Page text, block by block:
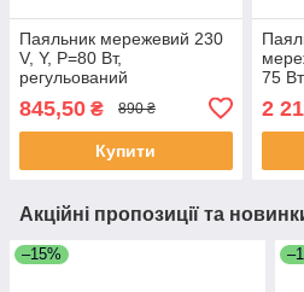
Паяльник мережевий 230
V, Y, P=80 Вт,
регульований
t=50-480°С Yato YT-82701
(Польща)
845,50 ₴ 890 ₴
Купити
75
тип
YT-
2
Акційні пропозиції та
–15%